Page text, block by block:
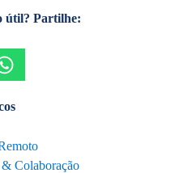
útil? Partilhe:
Colaboração